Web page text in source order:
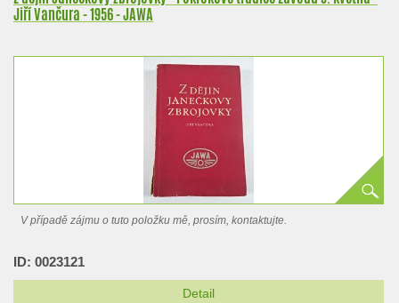
Jiří Vančura - 1956 - JAWA
V případě zájmu o tuto položku mě, prosím, kontaktujte.
ID: 0023121
Detail